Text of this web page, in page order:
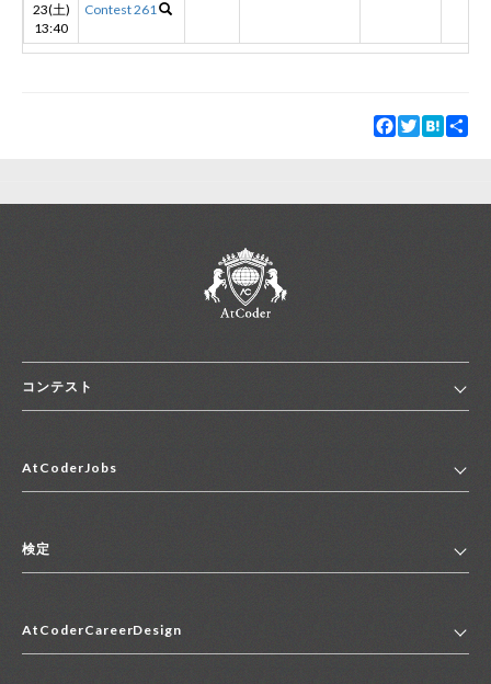
23(土)
13:40
Contest 261
Facebook
TwitterHatena
コンテスト
コンテスト一覧
便利リンク集
AtCoderJobs
2027年新卒採用求人一覧
中途採用求人一覧
検定
マイページ
AtCoderCareerDesign